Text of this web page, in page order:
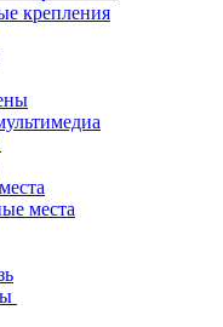
крепления
места